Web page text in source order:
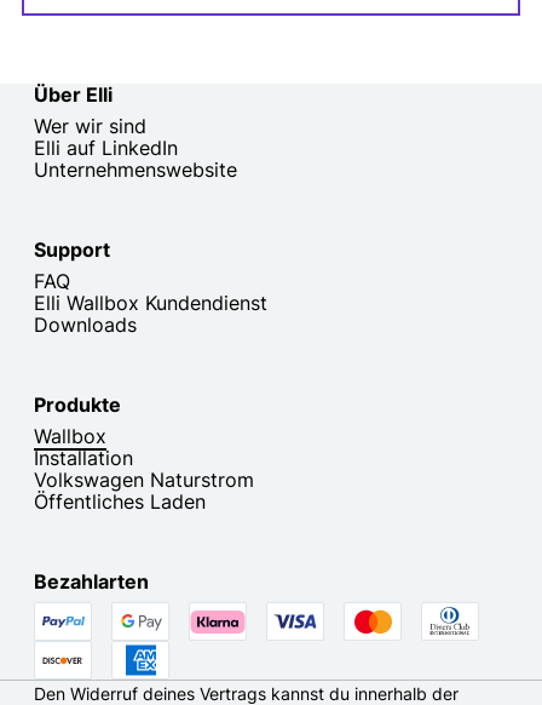
Über Elli
Wer wir sind
Elli auf LinkedIn
Unternehmenswebsite
Support
FAQ
Elli Wallbox Kundendienst
Downloads
Produkte
Wallbox
Installation
Volkswagen Naturstrom
Öffentliches Laden
Bezahlarten
Den Widerruf deines Vertrags kannst du innerhalb der